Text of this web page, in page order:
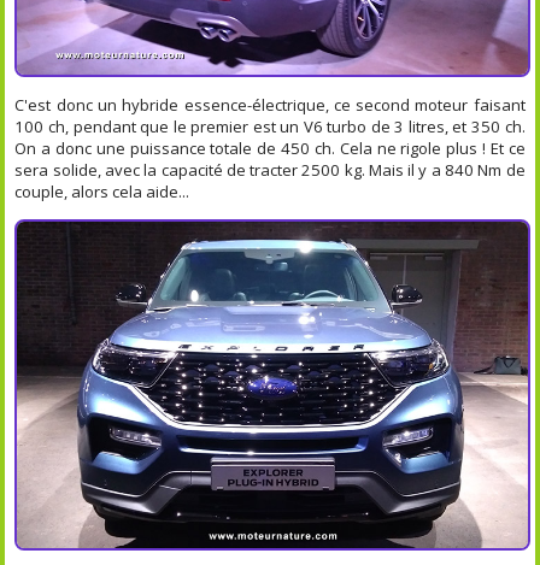
C'est donc un hybride essence-électrique, ce second moteur faisant
100 ch, pendant que le premier est un V6 turbo de 3 litres, et 350 ch.
On a donc une puissance totale de 450 ch. Cela ne rigole plus ! Et ce
sera solide, avec la capacité de tracter 2500 kg. Mais il y a 840 Nm de
couple, alors cela aide...